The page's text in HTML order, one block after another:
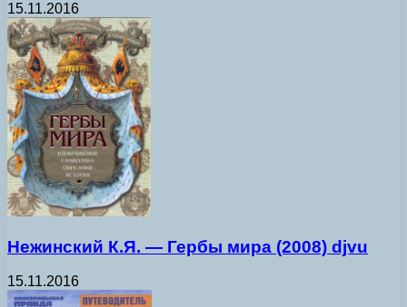
15.11.2016
Нежинский К.Я. — Гербы мира (2008) djvu
15.11.2016